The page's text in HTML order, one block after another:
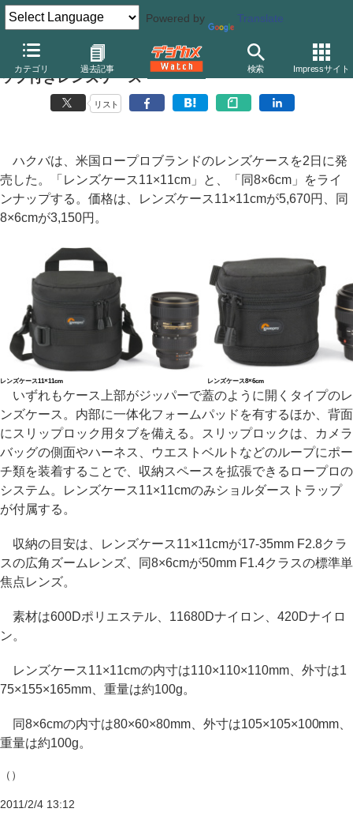
Powered by Translate
カテゴリ 過去記事 検索 Impressサイト
ロープロ、“スリップロック”対応のショルダーストラ
ップ付きレンズケース
リスト
ハクバは、米国ロープロブランドのレンズケースを2日に発
売した。「レンズケース11×11cm」と、「同8×6cm」をライ
ンナップする。価格は、レンズケース11×11cmが5,670円、同
8×6cmが3,150円。
レンズケース11×11cm レンズケース8×6cm
いずれもケース上部がジッパーで蓋のように開くタイプのレ
ンズケース。内部に一体化フォームパッドを有するほか、背面
にスリップロック用タブを備える。スリップロックは、カメラ
バッグの側面やハーネス、ウエストベルトなどのループにポー
チ類を装着することで、収納スペースを拡張できるロープロの
システム。レンズケース11×11cmのみショルダーストラップ
が付属する。
収納の目安は、レンズケース11×11cmが17-35mm F2.8クラ
スの広角ズームレンズ、同8×6cmが50mm F1.4クラスの標準単
焦点レンズ。
素材は600Dポリエステル、11680Dナイロン、420Dナイロ
ン。
レンズケース11×11cmの内寸は110×110×110mm、外寸は1
75×155×165mm、重量は約100g。
同8×6cmの内寸は80×60×80mm、外寸は105×105×100mm、
重量は約100g。
（）
2011/2/4 13:12